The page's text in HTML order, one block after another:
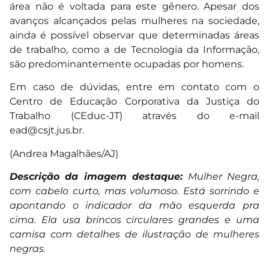
área não é voltada para este gênero. Apesar dos
avanços alcançados pelas mulheres na sociedade,
ainda é possível observar que determinadas áreas
de trabalho, como a de Tecnologia da Informação,
são predominantemente ocupadas por homens.
Em caso de dúvidas, entre em contato com o
Centro de Educação Corporativa da Justiça do
Trabalho (CEduc-JT) através do e-mail
ead@csjt.jus.br.
(Andrea Magalhães/AJ)
Descrição da imagem destaque:Mulher Negra,
com cabelo curto, mas volumoso. Está sorrindo e
apontando o indicador da mão esquerda pra
cima. Ela usa brincos circulares grandes e uma
camisa com detalhes de ilustração de mulheres
negras.